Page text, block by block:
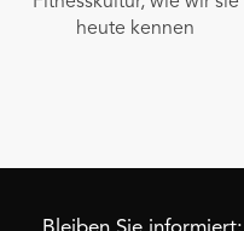
heute kennen